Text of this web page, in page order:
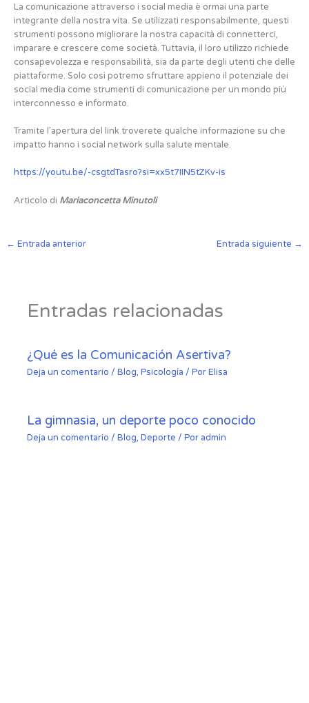
La comunicazione attraverso i social media è ormai una parte
integrante della nostra vita. Se utilizzati responsabilmente, questi
strumenti possono migliorare la nostra capacità di connetterci,
imparare e crescere come società. Tuttavia, il loro utilizzo richiede
consapevolezza e responsabilità, sia da parte degli utenti che delle
piattaforme. Solo così potremo sfruttare appieno il potenziale dei
social media come strumenti di comunicazione per un mondo più
interconnesso e informato.
Tramite l’apertura del link troverete qualche informazione su che
impatto hanno i social network sulla salute mentale.
https://youtu.be/-csgtdTasro?si=xx5t7IIN5tZKv-is
Articolo di Mariaconcetta Minutoli
← Entrada anterior Entrada siguiente →
Entradas relacionadas
¿Qué es la Comunicación Asertiva?
Deja un comentario / Blog, Psicología / PorElisa
La gimnasia, un deporte poco conocido
Deja un comentario / Blog, Deporte / Por admin